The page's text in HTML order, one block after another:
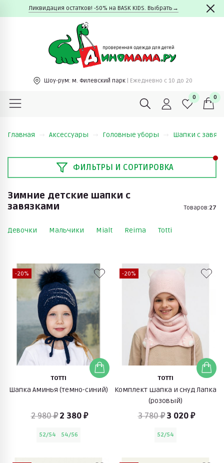
Ликвидация остатков! -50% на BASK KIDS. Выбрать→
Шоу-рум: м. Филевский парк | Ежедневно c 10 до 20
0 0
Главная Аксессуары Головные уборы Шапки с
ФИЛЬТРЫ И СОРТИРОВКА
Зимние детские шапки с
завязками
Товаров:27
Девочки Мальчики Mialt Reima Totti
-20%
TOTTI
Шапка Аминья (темно-синий)
2 980 ₽ 2 380 ₽
52/54 54/56
-20%
TOTTI
Комплект шапка и снуд Лапка
(розовый)
3 780 ₽3 020 ₽
52/54